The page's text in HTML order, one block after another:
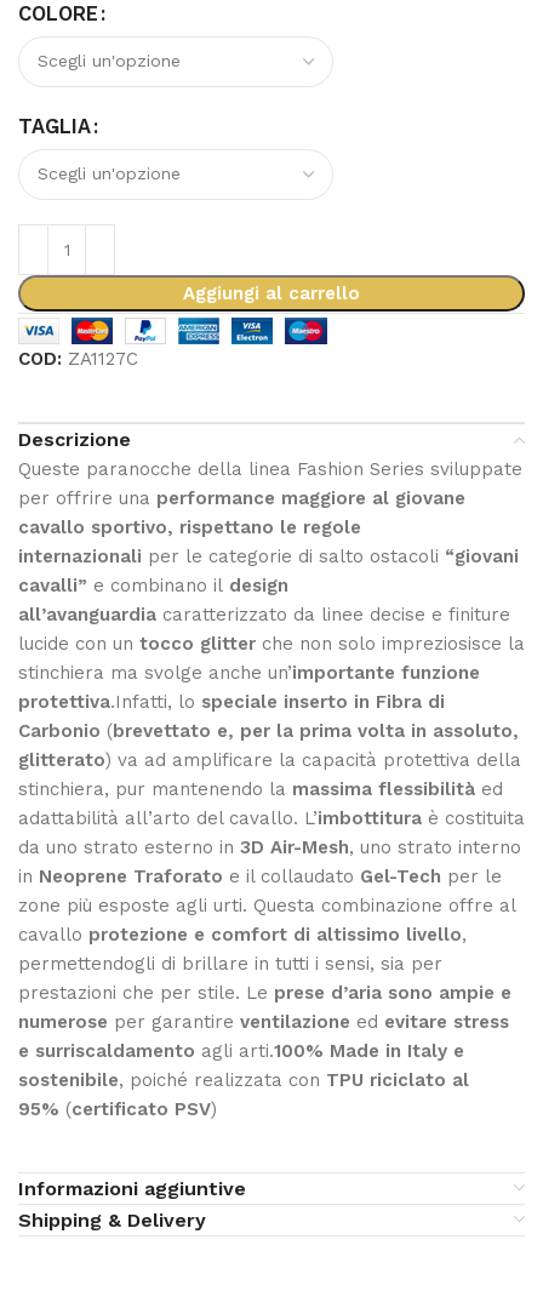
COLORE
TAGLIA
Aggiungi al carrello
COD: ZA1127C
Descrizione
Queste paranocche della linea Fashion Series sviluppate
per offrire una performance maggiore al giovane
cavallo sportivo, rispettano le regole
internazionali per le categorie di salto ostacoli “giovani
cavalli” e combinano il design
all’avanguardia caratterizzato da linee decise e finiture
lucide con un tocco glitter che non solo impreziosisce la
stinchiera ma svolge anche un’importante funzione
protettiva.Infatti, lo speciale inserto in Fibra di
Carbonio (brevettato e, per la prima volta in assoluto,
glitterato) va ad amplificare la capacità protettiva della
stinchiera, pur mantenendo la massima flessibilità ed
adattabilità all’arto del cavallo. L’imbottitura è costituita
da uno strato esterno in 3D Air-Mesh, uno strato interno
in Neoprene Traforato e il collaudato Gel-Tech per le
zone più esposte agli urti. Questa combinazione offre al
cavallo protezione e comfort di altissimo livello,
permettendogli di brillare in tutti i sensi, sia per
prestazioni che per stile. Le prese d’aria sono ampie e
numerose per garantire ventilazione ed evitare stress
e surriscaldamento agli arti.100% Made in Italy e
sostenibile, poiché realizzata con TPU riciclato al
95% (certificato PSV)
Informazioni aggiuntive
Shipping & Delivery